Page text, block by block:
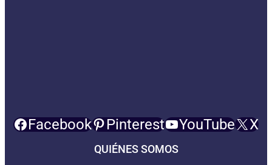
Facebook Pinterest YouTube X
QUIÉNES SOMOS